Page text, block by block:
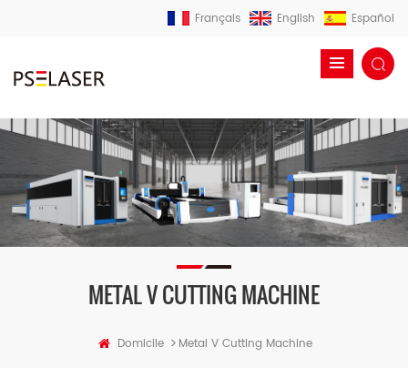
Français English Español
METAL V CUTTING MACHINE
Domicile > Metal V Cutting Machine